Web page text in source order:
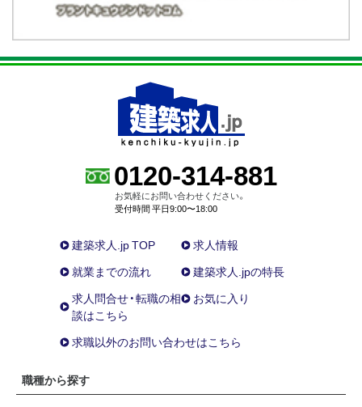
0120-314-881
お気軽にお問い合わせください。
受付時間 平日9:00〜18:00
建築求人.jp TOP
求人情報
就業までの流れ
建築求人.jpの特長
求人問合せ・転職の相
談はこちら
お気に入り
求職以外のお問い合わせはこちら
職種から探す